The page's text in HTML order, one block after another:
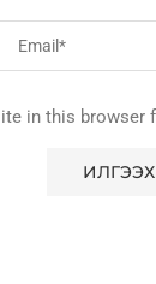
in this